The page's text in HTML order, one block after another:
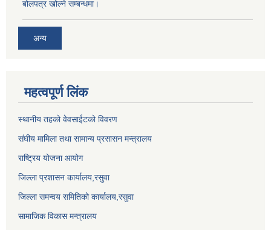
बोलपत्र खोल्ने सम्बन्धमा।
अन्य
महत्वपूर्ण लिंक
स्थानीय तहको वेवसाईटको विवरण
संघीय मामिला तथा सामान्य प्रसासन मन्त्रालय
राष्ट्रिय योजना आयोग
जिल्ला प्रशासन कार्यालय, रसुवा
जिल्ला समन्वय समितिको कार्यालय, रसुवा
सामाजिक विकास मन्त्रालय